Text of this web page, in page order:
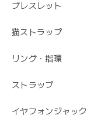
ブレスレット
猫ストラップ
リング・指環
ストラップ
イヤフォンジャック